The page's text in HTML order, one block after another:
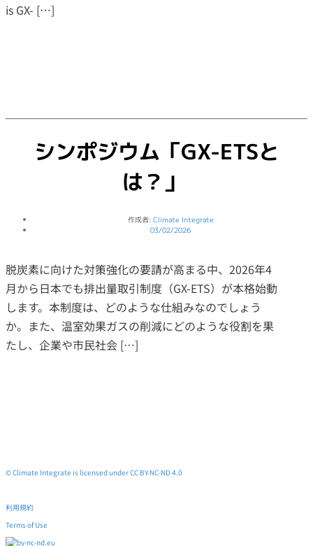
is GX- […]
シンポジウム「GX-ETSと
は？」
作成者: Climate Integrate
03/02/2026
脱炭素に向けた対策強化の要請が高まる中、2026年4
月から日本でも排出量取引制度（GX-ETS）が本格始動
します。本制度は、どのような仕組みなのでしょう
か。また、温室効果ガスの削減にどのような役割を果
たし、企業や市民社会 […]
© Climate Integrate is licensed under CC BY-NC-ND 4.0
利用規約
Terms of Use